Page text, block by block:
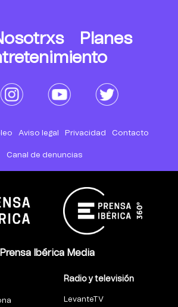
Planes
Aviso legal Privacidad Contacto
Canal de denuncias
Ibérica Media
Radio y televisión
LevanteTV